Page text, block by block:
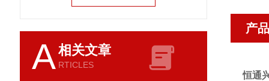
A相关文章
RTICLES
产
恒通